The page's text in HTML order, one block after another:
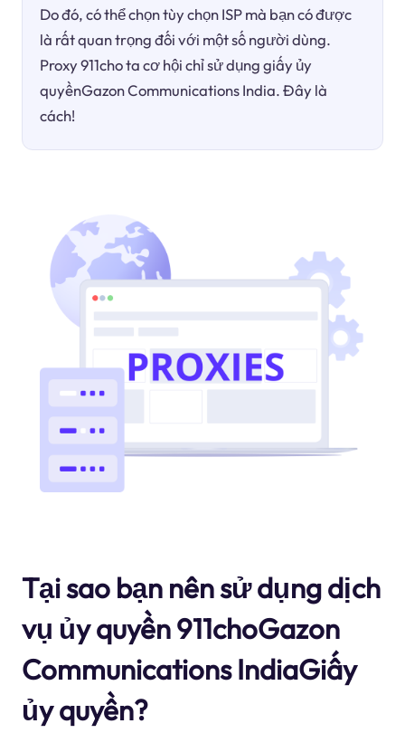
Do đó, có thể chọn tùy chọn ISP mà bạn có được
là rất quan trọng đối với một số người dùng.
Proxy 911cho ta cơ hội chỉ sử dụng giấy ủy
quyềnGazon Communications India. Đây là
cách!
Tại sao bạn nên sử dụng dịch
vụ ủy quyền 911choGazon
Communications IndiaGiấy
ủy quyền?